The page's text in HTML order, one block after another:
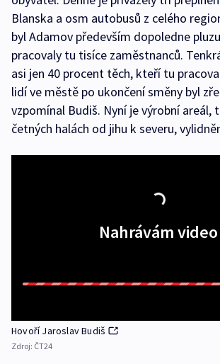
Blanska a osm autobusů z celého
byl Adamov především dopoledne
pracovaly tu tisíce zaměstnanců.
asi jen 40 procent těch, kteří tu
lidí ve městě po ukončení směny byl
vzpomínal Budiš. Nyní je výrobní areál,
četných halách od jihu k severu,
Nahrávám video
Hovoří Jaroslav Budiš
Zdroj: ČT24